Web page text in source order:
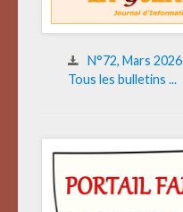
N°72, Mars 2026
Tous les bulletins ...